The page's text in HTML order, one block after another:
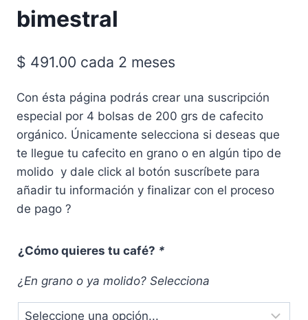
bimestral
$ 491.00 cada 2 meses
Con ésta página podrás crear una suscripción
especial por 4 bolsas de 200 grs de cafecito
orgánico. Únicamente selecciona si deseas que
te llegue tu cafecito en grano o en algún tipo de
molido y dale click al botón suscríbete para
añadir tu información y finalizar con el proceso
de pago ?
¿Cómo quieres tu café? *
¿En grano o ya molido? Selecciona